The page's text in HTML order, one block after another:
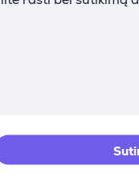
Kaina su nuolaida
579